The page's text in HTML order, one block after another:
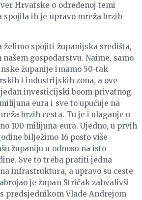
Hrvatske o određenoj temi
spojila ih je upravo mreža brzih
želimo spojiti županijska središta,
gospodarstvu. Naime, samo
županije imamo 50-tak
i industrijskih zona, a ove
jedan investicijski boom privatnog
eura i sve to upućuje na
brzih cesta. Tu je i ulaganje u
100 milijuna eura. Ujedno, u prvih
bilježimo 16 posto više
županiju u odnosu na isto
Sve to treba pratiti jedna
infrastruktura, a upravo su ceste
je župan Stričak zahvalivši
predsjednikom Vlade Andrejom